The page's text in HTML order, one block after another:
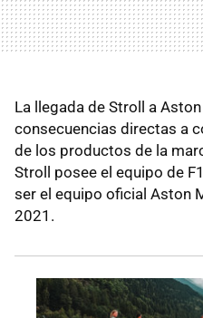
La llegada de Stroll a
consecuencias directas a
de los productos de la
Stroll posee el equipo de
ser el equipo oficial Aston
2021.